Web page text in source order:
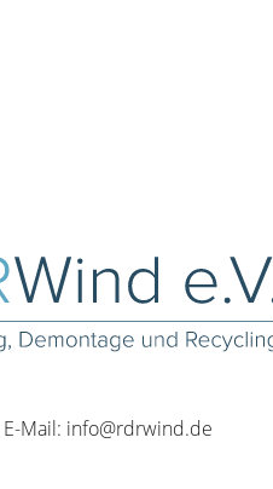
E-Mail: info@rdrwind.de